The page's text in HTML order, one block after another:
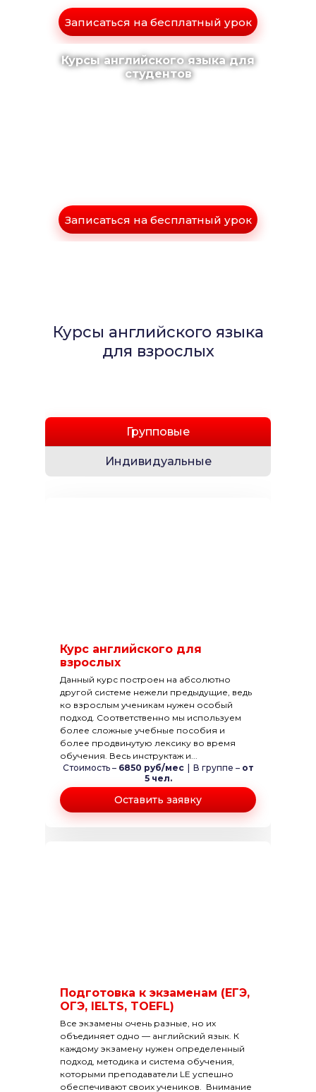
Записаться на бесплатный урок
Курсы английского языка для
студентов
Записаться на бесплатный урок
Курсы английского языка
для взрослых
Групповые
Индивидуальные
Курс английского для
взрослых
Данный курс построен на абсолютно
другой системе нежели предыдущие, ведь
ко взрослым ученикам нужен особый
подход. Соответственно мы используем
более сложные учебные пособия и
более продвинутую лексику во время
обучения. Весь инструктаж и...
Стоимость – 6850 руб/мес В группе – от
5 чел.
Оставить заявку
Подготовка к экзаменам (ЕГЭ,
ОГЭ, IELTS, TOEFL)
Все экзамены очень разные, но их
объединяет одно — английский язык. К
каждому экзамену нужен определенный
подход, методика и система обучения,
которыми преподаватели LE успешно
обеспечивают своих учеников. Внимание